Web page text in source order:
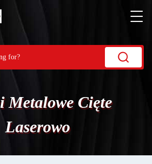
Metalowe Cięte
Laserowo